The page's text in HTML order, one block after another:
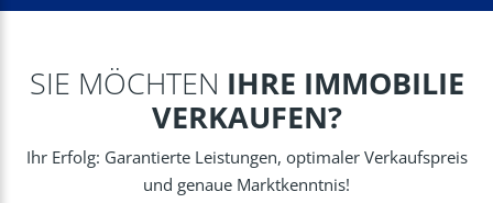
SIE MÖCHTEN IHRE IMMOBILIE
VERKAUFEN?
Ihr Erfolg: Garantierte Leistungen, optimaler Verkaufspreis
und genaue Marktkenntnis!